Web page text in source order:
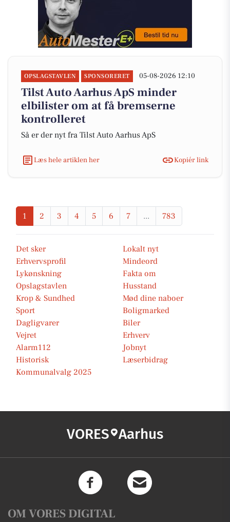
OPSLAGSTAVLEN SPONSORERET 05-08-2026 12:10
Tilst Auto Aarhus ApS minder
elbilister om at få bremserne
kontrolleret
Så er der nyt fra Tilst Auto Aarhus ApS
Læs hele artiklen her Kopiér link
1 2 3 4 5 6 7 ... 783
Det sker
Lokalt nyt
Erhvervsprofil
Mindeord
Lykønskning
Fakta om
Opslagstavlen
Husstand
Krop & Sundhed
Mød dine naboer
Sport
Boligmarked
Dagligvarer
Biler
Vejret
Erhverv
Alarm112
Jobnyt
Historisk
Læserbidrag
Kommunalvalg 2025
VORES Aarhus
OM VORES DIGITAL